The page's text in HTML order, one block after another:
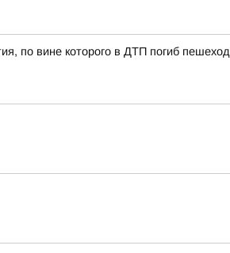
по вине которого в ДТП погиб пешеход